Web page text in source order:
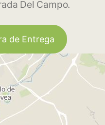
Del Campo.
de Entrega